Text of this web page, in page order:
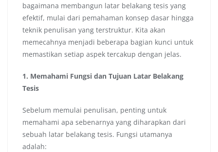
bagaimana membangun latar belakang tesis yang
efektif, mulai dari pemahaman konsep dasar hingga
teknik penulisan yang terstruktur. Kita akan
memecahnya menjadi beberapa bagian kunci untuk
memastikan setiap aspek tercakup dengan jelas.
1. Memahami Fungsi dan Tujuan Latar Belakang
Tesis
Sebelum memulai penulisan, penting untuk
memahami apa sebenarnya yang diharapkan dari
sebuah latar belakang tesis. Fungsi utamanya
adalah: